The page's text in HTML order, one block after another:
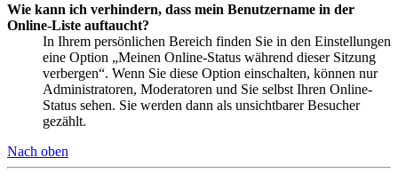
Wie kann ich verhindern, dass mein Benutzername in der
Online-Liste auftaucht?
In Ihrem persönlichen Bereich finden Sie in den Einstellungen
eine Option „Meinen Online-Status während dieser Sitzung
verbergen“. Wenn Sie diese Option einschalten, können nur
Administratoren, Moderatoren und Sie selbst Ihren Online-
Status sehen. Sie werden dann als unsichtbarer Besucher
gezählt.
Nach oben